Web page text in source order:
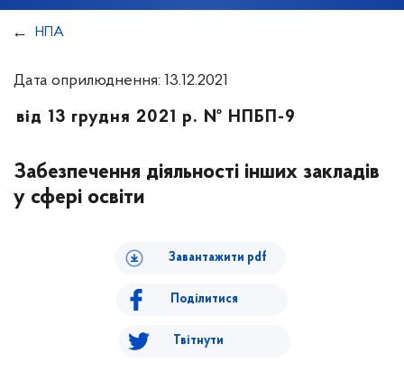
НПА
Дата оприлюднення: 13.12.2021
від 13 грудня 2021 р. № НПБП-9
Забезпечення діяльності інших закладів
у сфері освіти
Завантажити pdf
Поділитися
Твітнути